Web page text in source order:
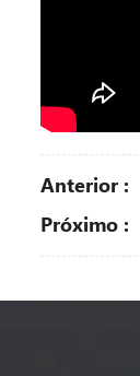
Anterior :
Próximo :